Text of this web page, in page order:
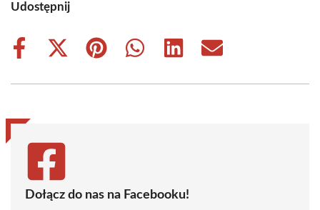
Udostępnij
Share
Share
(Twitter)
Share
Share
Share
Share
Dołącz do nas na Facebooku!